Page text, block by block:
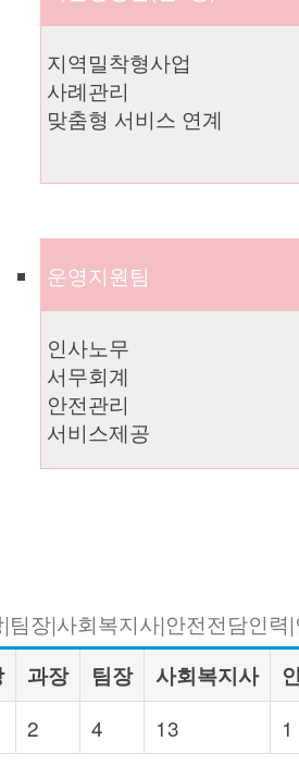
지역밀착형사업
사례관리
맞춤형 서비스 연계
운영지원팀
인사노무
서무회계
안전관리
서비스제공
팀장|사회복지사|안전전담인
과장 팀장 사회복지사
2 4 13 1